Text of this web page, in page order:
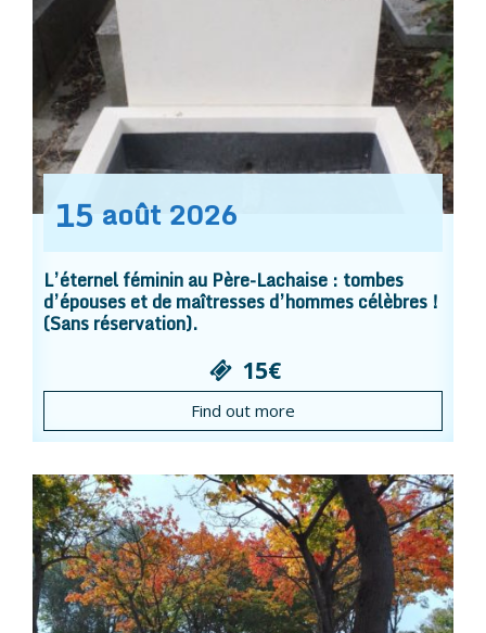
15 août 2026
L’éternel féminin au Père-Lachaise : tombes
d’épouses et de maîtresses d’hommes célèbres !
(Sans réservation).
15€
Find out more